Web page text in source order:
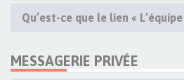
Qu’est-ce que le lien «
MESSAGERIE PRIVÉE